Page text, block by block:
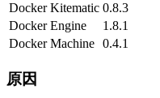
Docker Kitematic 0.8.3
Docker Engine
1.8.1
Docker Machine 0.4.1
原因